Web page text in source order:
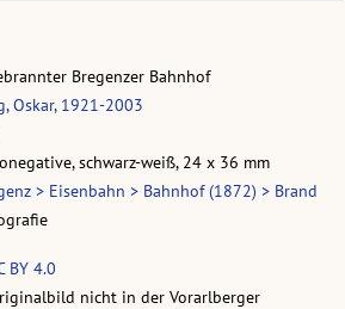
Bregenzer Bahnhof
Oskar, 1921-2003
schwarz-weiß, 24 x 36 mm
> Eisenbahn > Bahnhof (1872) > Brand
BY 4.0
nicht in der Vorarlberger